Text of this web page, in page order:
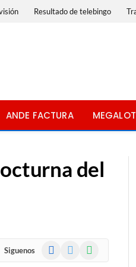
Resultado de telebingo
ANDE FACTURA
del
Siguenos Facebook WhatsApp